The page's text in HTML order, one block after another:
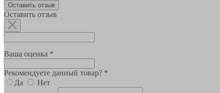
Оставить отзыв
Оставить отзыв
Ваша оценка *
Рекомендуете данный товар? *
Да
Нет